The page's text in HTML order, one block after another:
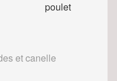
et canelle